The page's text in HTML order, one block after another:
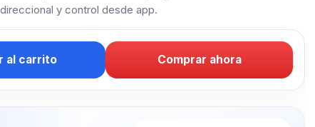
y control desde app.
al carrito Comprar ahora